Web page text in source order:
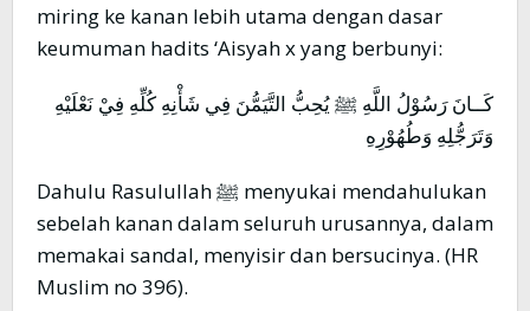
miring ke kanan lebih utama dengan dasar
keumuman hadits ‘Aisyah x yang berbunyi:
كَــانَ رَسُوْلُ اللَّهِ ﷺ يُحِبُّ التَّيَمُّنَ فِي شَأْنِهِ كُلِّهِ فِيْ نَعْلَيْهِ
وَتَرَجُّلِهِ وَطُهُوْرِهِ
Dahulu Rasulullah ﷺ menyukai mendahulukan
sebelah kanan dalam seluruh urusannya, dalam
memakai sandal, menyisir dan bersucinya. (HR
Muslim no 396).